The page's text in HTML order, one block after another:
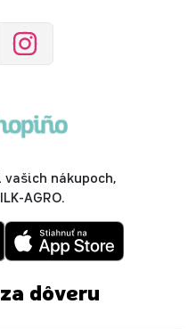
nákupoch,
AGRO.
dôveru